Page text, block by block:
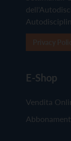
E-Shop
Vendita